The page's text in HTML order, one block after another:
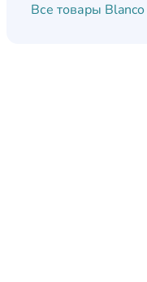
Все товары Blanco